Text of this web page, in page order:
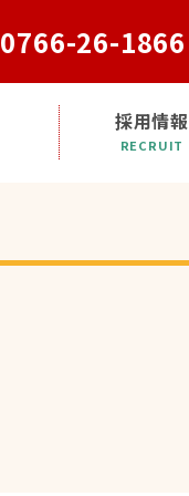
0766-26-1866
採用情報
RECRUIT